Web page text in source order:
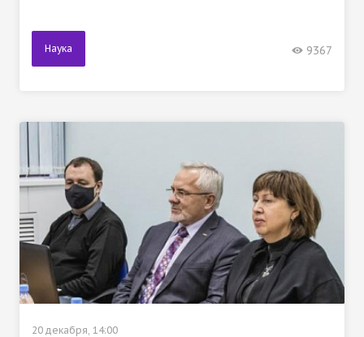
Наука 9367
20 декабря, 14:00